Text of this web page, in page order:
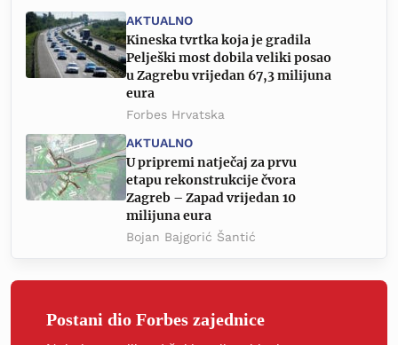
AKTUALNO
Kineska tvrtka koja je gradila
Pelješki most dobila veliki posao
u Zagrebu vrijedan 67,3 milijuna
eura
Forbes Hrvatska
AKTUALNO
U pripremi natječaj za prvu
etapu rekonstrukcije čvora
Zagreb – Zapad vrijedan 10
milijuna eura
Bojan Bajgorić Šantić
Postani dio Forbes zajednice